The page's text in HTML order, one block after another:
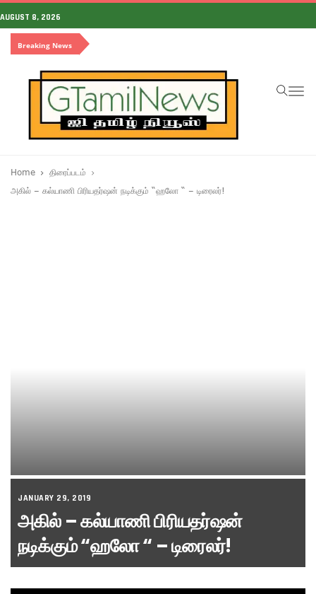
AUGUST 8, 2026
Breaking News
Home
திரைப்படம்
அகில் – கல்யாணி பிரியதர்ஷன் நடிக்கும் “ஹலோ “ – டிரைலர்!
JANUARY 29, 2019
அகில் – கல்யாணி பிரியதர்ஷன்
நடிக்கும் “ஹலோ “ – டிரைலர்!